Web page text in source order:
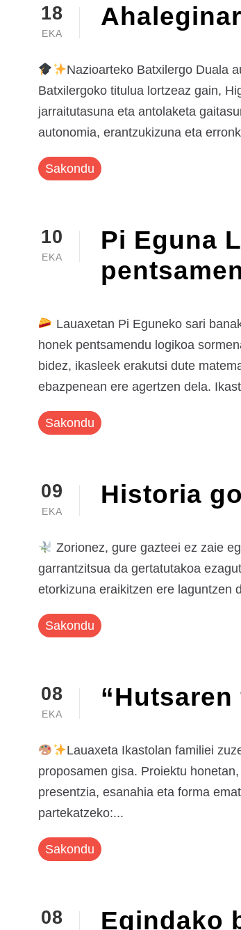
18
EKA
Nazioarteko Batxilergo Duala
Batxilergoko titulua lortzeaz gain,
jarraitutasuna eta antolaketa
autonomia, erantzukizuna eta
Sakondu
10
EKA
Pi Eguna
Lauaxetan Pi Eguneko sari
honek pentsamendu logikoa
bidez, ikasleek erakutsi dute
ebazpenean ere agertzen dela.
Sakondu
09
EKA
Historia
Zorionez, gure gazteei ez zaie
garrantzitsua da gertatutakoa
etorkizuna eraikitzen ere laguntzen
Sakondu
08
EKA
Lauaxeta Ikastolan familiei
proposamen gisa. Proiektu
presentzia, esanahia eta forma
partekatzeko:...
Sakondu
08
Egindako